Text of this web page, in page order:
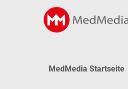
MedMedia Startseite